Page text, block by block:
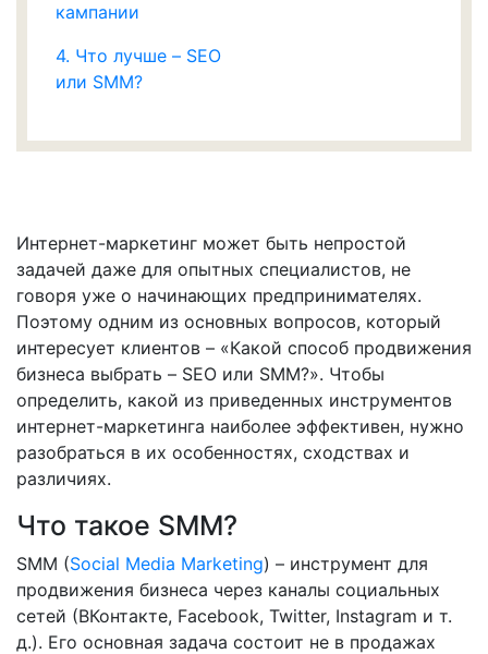
кампании
4. Что лучше – SEO
или SMM?
Интернет-маркетинг может быть непростой
задачей даже для опытных специалистов, не
говоря уже о начинающих предпринимателях.
Поэтому одним из основных вопросов, который
интересует клиентов – «Какой способ продвижения
бизнеса выбрать – SEO или SMM?». Чтобы
определить, какой из приведенных инструментов
интернет-маркетинга наиболее эффективен, нужно
разобраться в их особенностях, сходствах и
различиях.
Что такое SMM?
SMM (Social Media Marketing) – инструмент для
продвижения бизнеса через каналы социальных
сетей (ВКонтакте, Facebook, Twitter, Instagram и т.
д.). Его основная задача состоит не в продажах